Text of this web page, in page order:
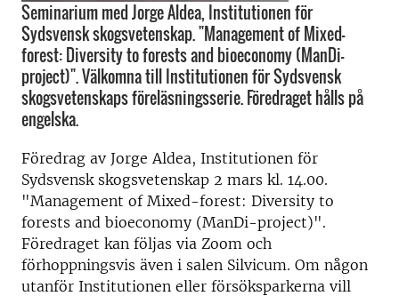
Seminarium med Jorge Aldea, Institutionen för
Sydsvensk skogsvetenskap. "Management of Mixed-
forest: Diversity to forests and bioeconomy (ManDi-
project)". Välkomna till Institutionen för Sydsvensk
skogsvetenskaps föreläsningsserie. Föredraget hålls på
engelska.
Föredrag av Jorge Aldea, Institutionen för
Sydsvensk skogsvetenskap 2 mars kl. 14.00.
"Management of Mixed-forest: Diversity to
forests and bioeconomy (ManDi-project)".
Föredraget kan följas via Zoom och
förhoppningsvis även i salen Silvicum. Om någon
utanför Institutionen eller försöksparkerna vill